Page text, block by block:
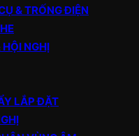
& TRỐNG ĐIỆN
NGHỊ
LẮP ĐẶT